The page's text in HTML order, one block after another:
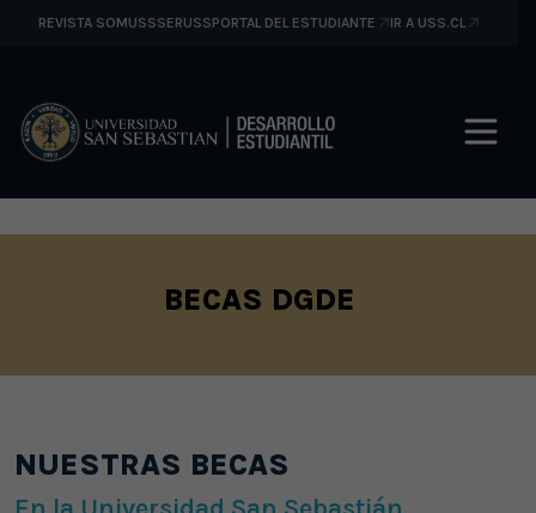
REVISTA SOMUSSSERUSSPORTAL DEL ESTUDIANTE IR A USS.CL
BECAS DGDE
NUESTRAS BECAS